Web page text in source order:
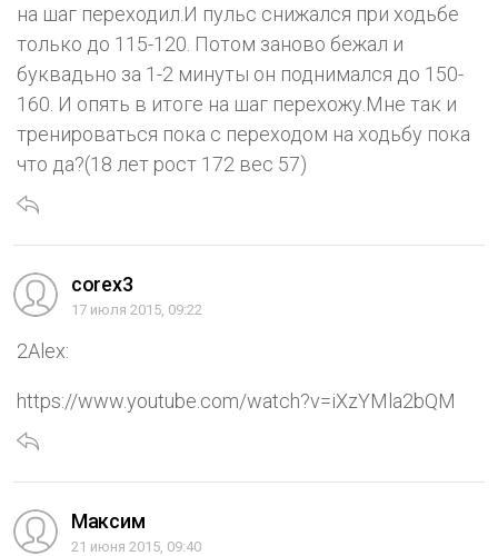
на шаг переходил.И пульс снижался при ходьбе
только до 115-120. Потом заново бежал и
буквадьно за 1-2 минуты он поднимался до 150-
160. И опять в итоге на шаг перехожу.Мне так и
тренироваться пока с переходом на ходьбу пока
что да?(18 лет рост 172 вес 57)
corex3
17 июля 2015, 09:22
2Alex:
https://www.youtube.com/watch?v=iXzYMla2bQM
Максим
21 июня 2015, 09:40